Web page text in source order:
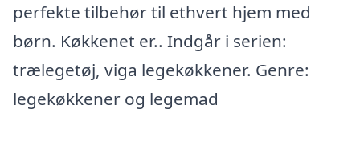
perfekte tilbehør til ethvert hjem med
børn. Køkkenet er.. Indgår i serien:
trælegetøj, viga legekøkkener. Genre:
legekøkkener og legemad